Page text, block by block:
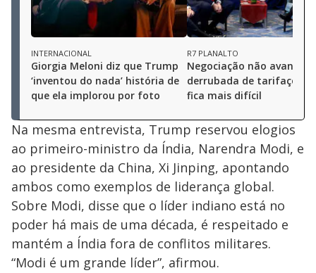
INTERNACIONAL
Giorgia Meloni diz que Trump
‘inventou do nada’ história de
que ela implorou por foto
R7 PLANALTO
Negociação não avança e
derrubada de tarifaço
fica mais difícil
Na mesma entrevista, Trump reservou elogios
ao primeiro-ministro da Índia, Narendra Modi, e
ao presidente da China, Xi Jinping, apontando
ambos como exemplos de liderança global.
Sobre Modi, disse que o líder indiano está no
poder há mais de uma década, é respeitado e
mantém a Índia fora de conflitos militares.
“Modi é um grande líder”, afirmou.